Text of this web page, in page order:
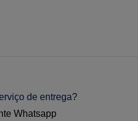
de entrega?
Whatsapp